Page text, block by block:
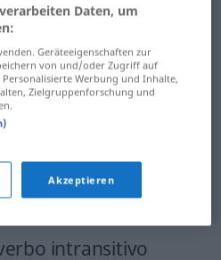
tb FIG
(≈ esmagar)
(≈ esgotar)
dinheiro
intransitivo
Daten, um
Geräteeigenschaften zur
von und/oder Zugriff auf
Werbung und Inhalte,
Zielgruppenforschung und
Akzeptieren